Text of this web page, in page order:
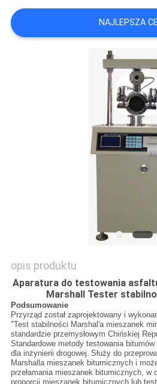
POPROSIĆ
PRYWATNOŚCI
NAJLEPSZA
opis produktu
Aparatura do testowania
Marshall Tester
Podsumowanie
Przyrząd został zaprojektowany i
"Test stabilności Marshal'a mieszanek
standardzie przemysłowym Chińskiej
Standardowe metody testowania
dla inżynierii drogowej. Służy do
Marshalla mieszanek bitumicznych i
przełamania mieszanek bitumicznych, w
proporcji mieszanek bitumicznych lub